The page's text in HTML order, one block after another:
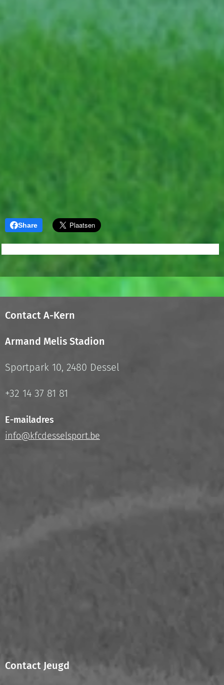
Share
Contact A-Kern
Armand Melis Stadion
Sportpark 10, 2480 Dessel
+32 14 37 81 81
E-mailadres
info@kfcdesselsport.be
Contact Jeugd